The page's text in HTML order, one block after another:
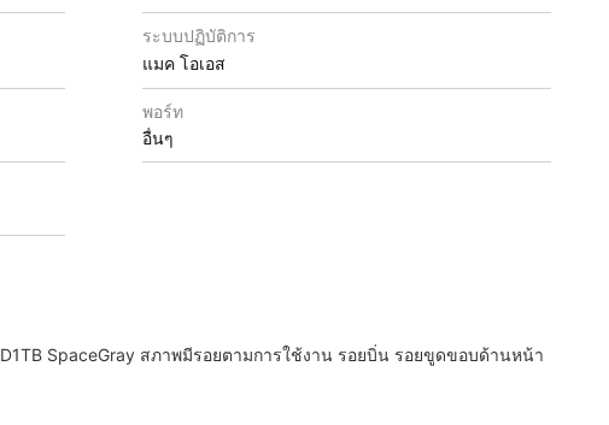
ระบบปฏิบัติการ
แมค โอเอส
พอร์ท
อื่นๆ
SpaceGray สภาพมีรอยตามการใช้งาน รอยบิ่น รอยขูดขอบด้านหน้า